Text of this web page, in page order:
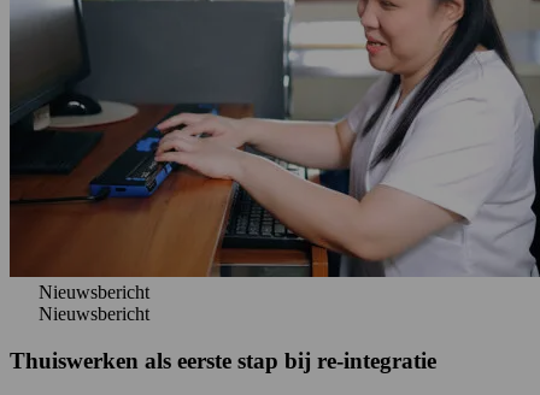
Nieuwsbericht
Nieuwsbericht
Thuiswerken als eerste stap bij re-integratie